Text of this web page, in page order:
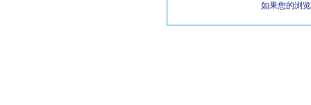
如果您的浏